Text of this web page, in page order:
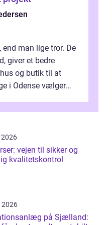
end man lige tror. De
giver et bedre
og butik til at
i Odense vælger
2026
vejen til sikker og
kvalitetskontrol
2026
på Sjælland: